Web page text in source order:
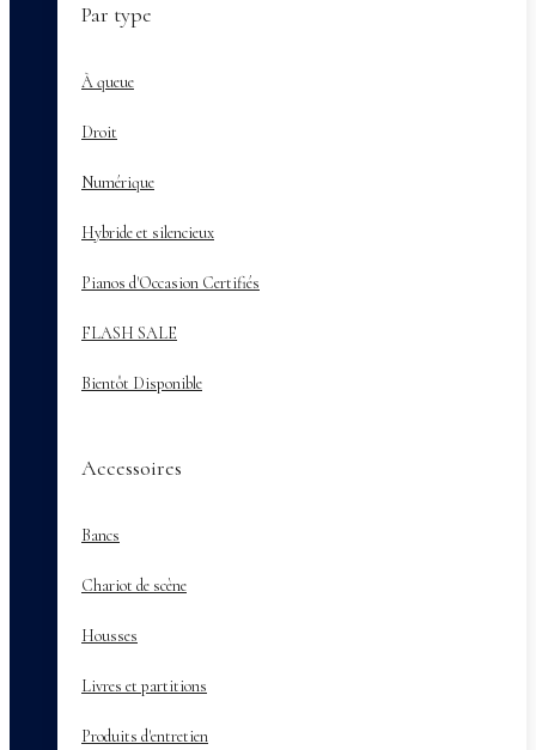
Par type
À queue
Droit
Numérique
Hybride et silencieux
Pianos d'Occasion Certifiés
FLASH SALE
Bientôt Disponible
Accessoires
Bancs
Chariot de scène
Housses
Livres et partitions
Produits d'entretien